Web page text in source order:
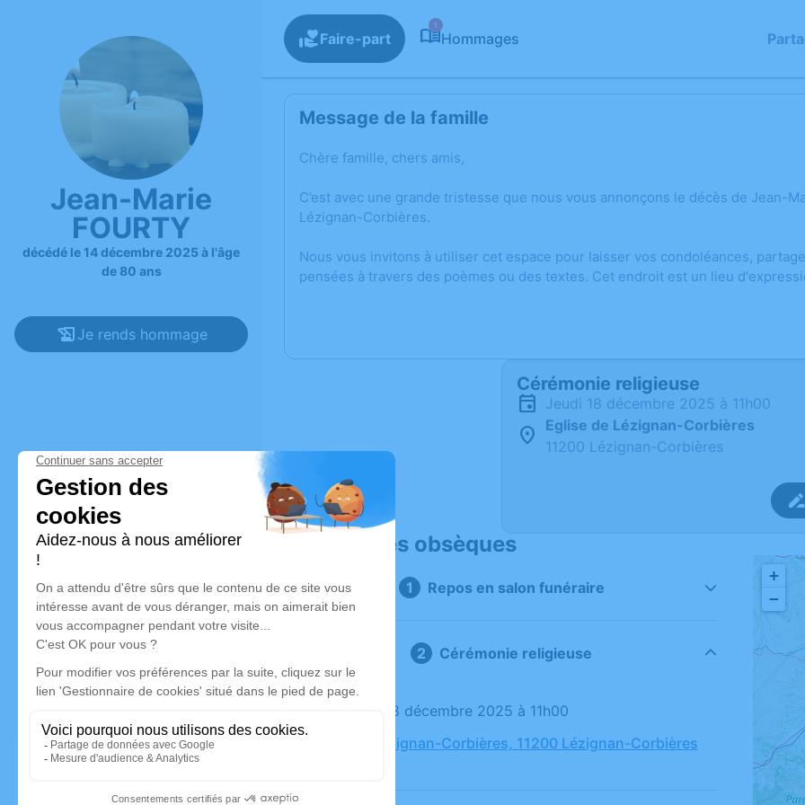
Jean-Marie
FOURTY
décédé le 14 décembre 2025 à l'âge
de 80 ans
Je rends hommage
Faire-part
1
Hommages
Message de la famille
Chère famille, chers amis,
C’est avec une grande tristesse que nous vous annonçons le décès de Jean-
Lézignan-Corbières.
Nous vous invitons à utiliser cet espace pour laisser vos condoléances,
pensées à travers des poèmes ou des textes. Cet endroit est un lieu
Cérémonie religieuse
jeudi 18 décembre 2025 à 11h00
Eglise de Lézignan-Corbières
11200 Lézignan-Corbières
Déroulé des obsèques
Repos en salon funéraire
Cérémonie religieuse
Le jeudi 18 décembre 2025 à 11h00
Eglise Lézignan-Corbières, 11200 Lézignan-Corbières
+
−